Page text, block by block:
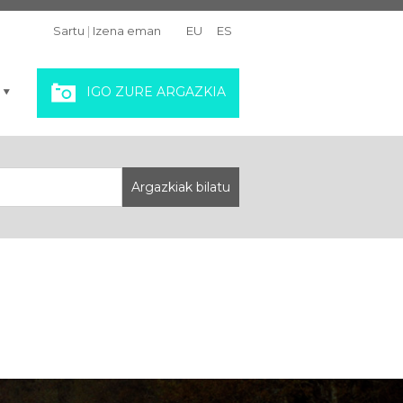
Sartu | Izena eman EU ES
IGO ZURE ARGAZKIA